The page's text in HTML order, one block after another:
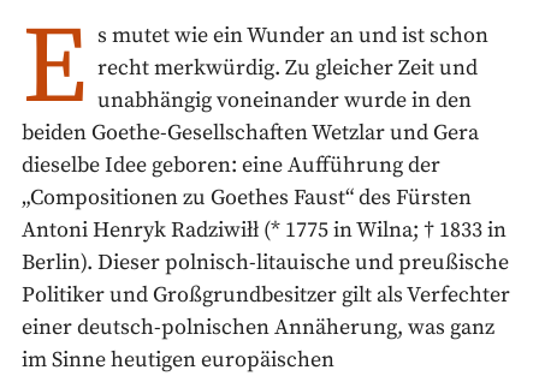
E s mutet wie ein Wunder an und ist schon
recht merkwürdig. Zu gleicher Zeit und
unabhängig voneinander wurde in den
beiden Goethe-Gesellschaften Wetzlar und Gera
dieselbe Idee geboren: eine Aufführung der
„Compositionen zu Goethes Faust“ des Fürsten
Antoni Henryk Radziwiłł (* 1775 in Wilna; † 1833 in
Berlin). Dieser polnisch-litauische und preußische
Politiker und Großgrundbesitzer gilt als Verfechter
einer deutsch-polnischen Annäherung, was ganz
im Sinne heutigen europäischen